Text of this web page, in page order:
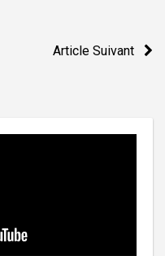
Article Suivant